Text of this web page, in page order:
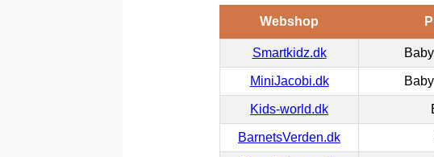
Webshop
Smartkidz.dk
MiniJacobi.dk
Kids-world.dk
BarnetsVerden.dk